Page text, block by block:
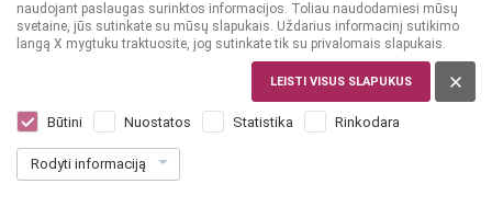
naudojant paslaugas surinktos informacijos. Toliau naudodamiesi mūsų
svetaine, jūs sutinkate su mūsų slapukais. Uždarius informacinį sutikimo
langą X mygtuku traktuosite, jog sutinkate tik su privalomais slapukais.
LEISTI VISUS SLAPUKUS
Būtini Nuostatos Statistika Rinkodara
Rodyti informaciją